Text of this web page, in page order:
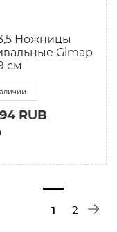
3,5 Ножницы
Gimap
см
RUB
1 2